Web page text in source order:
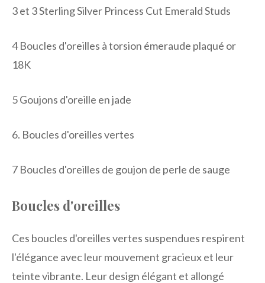
3 et 3Sterling Silver Princess Cut Emerald Studs
4Boucles d'oreilles à torsion émeraude plaqué or
18K
5Goujons d'oreille en jade
6. Boucles d'oreilles vertes
7 Boucles d'oreilles de goujon de perle de sauge
Boucles d'oreilles
Ces boucles d'oreilles vertes suspendues respirent
l'élégance avec leur mouvement gracieux et leur
teinte vibrante. Leur design élégant et allongé